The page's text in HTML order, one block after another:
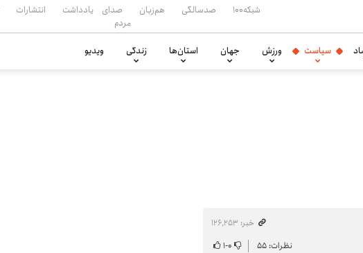
شبکه۱۰۰ صدسالگی هم‌زبان
صدای
مردم
یادداشت انتشارات
سیاست ورزش جهان استان‌ها زندگی ویدیو
خبر: ۱۲۶٬۲۵۳
نظرات: ۵۵ ۰-۱